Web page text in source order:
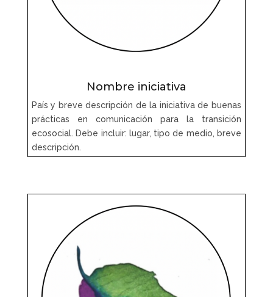
Nombre iniciativa
País y breve descripción de la iniciativa de buenas
prácticas en comunicación para la transición
ecosocial. Debe incluir: lugar, tipo de medio, breve
descripción.